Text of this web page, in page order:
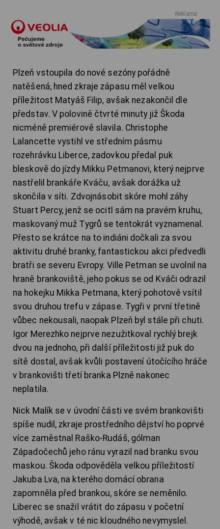
Reklama
Plzeň vstoupila do nové sezóny pořádně
natěšená, hned zkraje zápasu měl velkou
příležitost Matyáš Filip, avšak nezakončil dle
představ. V polovině čtvrté minuty již Škoda
nicméně premiérově slavila. Christophe
Lalancette vystihl ve středním pásmu
rozehrávku Liberce, zadovkou předal puk
bleskově do jízdy Mikku Petmanovi, který nejprve
nastřelil brankáře Kváču, avšak dorážka už
skončila v síti. Zdvojnásobit skóre mohl záhy
Stuart Percy, jenž se ocitl sám na pravém kruhu,
maskovaný muž Tygrů se tentokrát vyznamenal.
Přesto se krátce na to indiáni dočkali za svou
aktivitu druhé branky, fantastickou akci předvedli
bratři se severu Evropy. Ville Petman se uvolnil na
hraně brankoviště, jeho pokus se od Kváči odrazil
na hokejku Mikka Petmana, který pohotově vsítil
svou druhou trefu v zápase. Tygři v první třetině
vůbec nekousali, naopak Plzeň byl stále při chuti.
Igor Merezhko nejprve nezužitkoval rychlý brejk
dvou na jednoho, při další příležitosti již puk do
sítě dostal, avšak kvůli postavení útočícího hráče
v brankovišti třetí branka Plzně nakonec
neplatila.
Nick Malík se v úvodní části ve svém brankovišti
spíše nudil, zkraje prostředního dějství ho poprvé
více zaměstnal Raško-Rudáš, gólman
Západočechů jeho ránu vyrazil nad branku svou
maskou. Škoda odpověděla velkou příležitostí
Jakuba Lva, na kterého domácí obrana
zapomněla před brankou, skóre se neměnilo.
Liberec se snažil vrátit do zápasu v početní
výhodě, avšak v té nic kloudného nevymyslel.